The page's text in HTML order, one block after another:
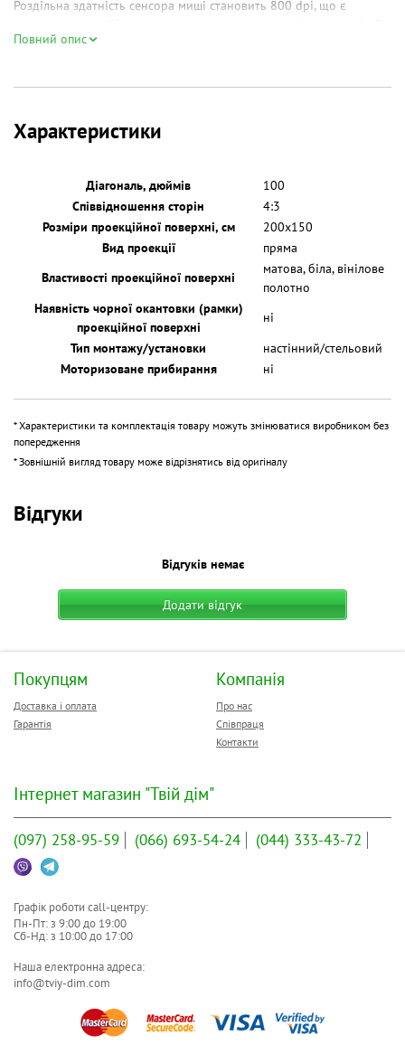
Роздільна здатність сенсора миші становить 800 dpi, що є
зможете точно переміщати курсор на екрані і виконувати
початкового зовнішнього вигляду. Ви можете бути впевнені, що
миша буде виглядати привабливою і доглянутою протягом
Повний опис
Характеристики
Діагональ, дюймів
100
Співвідношення сторін
4:3
Розміри проекційної поверхні, см
200х150
Вид проекції
пряма
Властивості проекційної поверхні
матова, біла, вінілове
полотно
Наявність чорної окантовки (рамки)
проекційної поверхні
ні
Тип монтажу/установки
настінний/стельовий
Моторизоване прибирання
ні
* Характеристики та комплектація товару можуть змінюватися виробником без
попередження
* Зовнішній вигляд товару може відрізнятись від оригіналу
Відгуки
Відгуків немає
Додати відгук
Покупцям
Доставка і оплата
Гарантія
Компанія
Про нас
Співпраця
Контакти
Інтернет магазин "Твій дім"
(097) 258-95-59 (066) 693-54-24 (044) 333-43-72
Графік роботи call-центру:
Пн-Пт: з 9:00до 19:00
Сб-Нд: з 10:00до 17:00
Наша електронна адреса:
info@tviy-dim.com